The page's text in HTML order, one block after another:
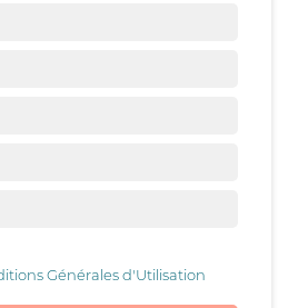
Générales d'Utilisation